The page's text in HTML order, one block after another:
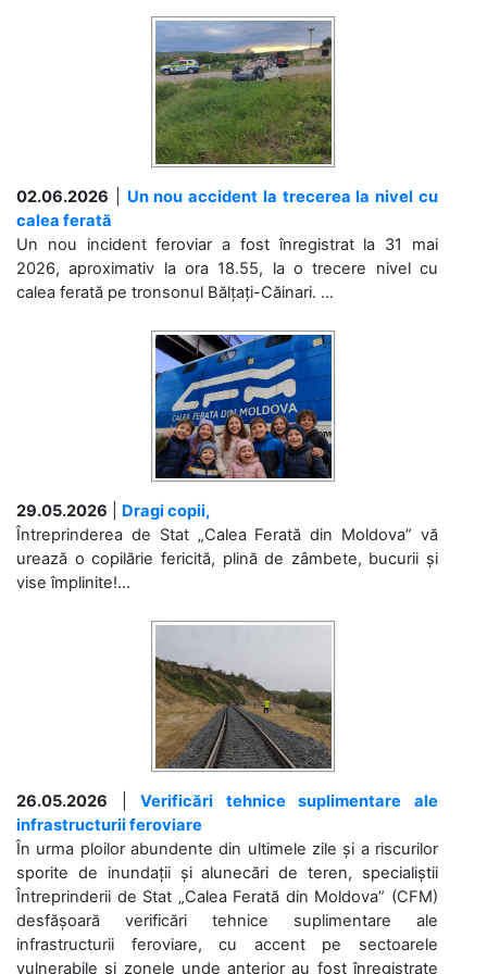
02.06.2026
Un nou accident la trecerea la nivel cu
calea ferată
Un nou incident feroviar a fost înregistrat la 31 mai
2026, aproximativ la ora 18.55, la o trecere nivel cu
calea ferată pe tronsonul Bălțați-Căinari. ...
29.05.2026
Dragi copii,
Întreprinderea de Stat „Calea Ferată din Moldova” vă
urează o copilărie fericită, plină de zâmbete, bucurii și
vise împlinite!...
26.05.2026 |Verificări tehnice suplimentare ale
infrastructurii feroviare
În urma ploilor abundente din ultimele zile și a riscurilor
sporite de inundații și alunecări de teren, specialiștii
Întreprinderii de Stat „Calea Ferată din Moldova” (CFM)
desfășoară verificări tehnice suplimentare ale
infrastructurii feroviare, cu accent pe sectoarele
vulnerabile și zonele unde anterior au fost înregistrate